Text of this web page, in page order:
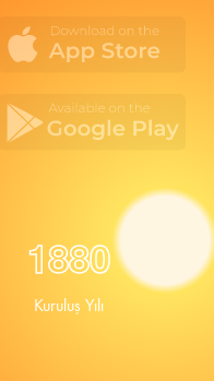
1880
Kuruluş Yılı